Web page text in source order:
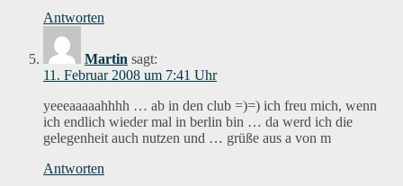
Antworten
Martin sagt:
11. Februar 2008 um 7:41 Uhr
yeeeaaaaahhhh … ab in den club =)=) ich freu mich, wenn
ich endlich wieder mal in berlin bin … da werd ich die
gelegenheit auch nutzen und … grüße aus a von m
Antworten